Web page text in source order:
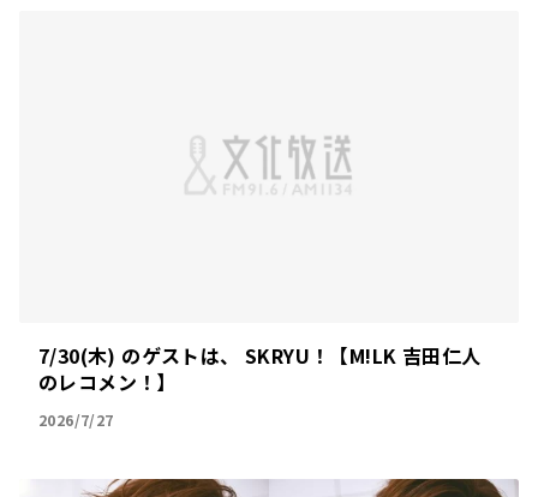
7/30(木) のゲストは、 SKRYU！【M!LK 吉田仁人
のレコメン！】
2026/7/27